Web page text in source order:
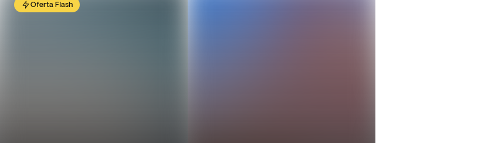
Oferta Flash